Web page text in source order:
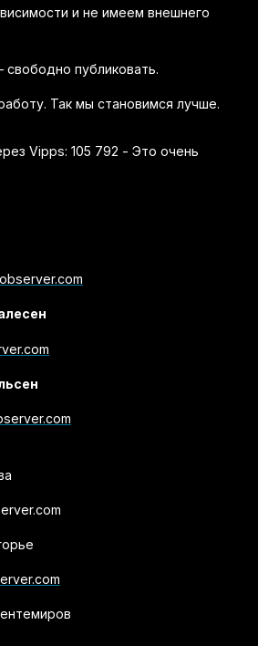
и не имеем внешнего
публиковать.
Так мы становимся лучше.
Vipps: 105 792 - Это очень